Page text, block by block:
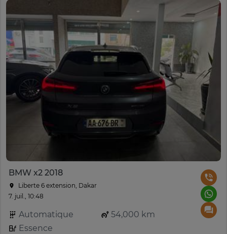
BMW x2 2018
Liberte 6 extension, Dakar
7. juil., 10:48
Automatique
54,000 km
Essence